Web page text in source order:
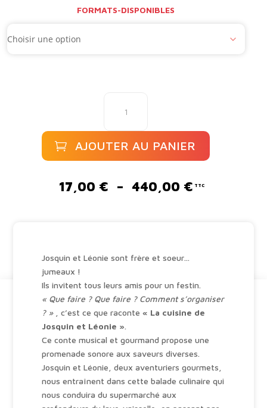
FORMATS-DISPONIBLES
de
et
Léonie
AJOUTER AU PANIER
17,00 € – 440,00 €Plage
Josquin et Léonie sont frère et soeur…
jumeaux !
Ils invitent tous leurs amis pour un festin.
« Que faire ? Que faire ? Comment s’organiser
? », c’est ce que raconte « La cuisine de
Josquin et Léonie ».
Ce conte musical et gourmand propose une
promenade sonore aux saveurs diverses.
Josquin et Léonie, deux aventuriers gourmets,
nous entraînent dans cette balade culinaire qui
nous conduira du supermarché aux